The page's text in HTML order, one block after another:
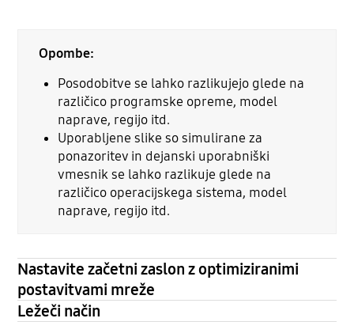
Opombe:
Posodobitve se lahko razlikujejo glede na
različico programske opreme, model
naprave, regijo itd.
Uporabljene slike so simulirane za
ponazoritev in dejanski uporabniški
vmesnik se lahko razlikuje glede na
različico operacijskega sistema, model
naprave, regijo itd.
Nastavite začetni zaslon z optimiziranimi
postavitvami mreže
Ležeči način